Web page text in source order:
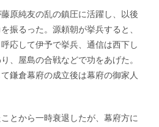
原純友の乱の鎮圧に活躍し、以後
振るった。源頼朝が挙兵すると、
応して伊予で挙兵、通信は西下し
、屋島の合戦などで功をあげた。
鎌倉幕府の成立後は幕府の御家人
とから一時衰退したが、幕府方に